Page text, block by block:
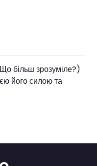
більш зрозуміле?)
його силою та